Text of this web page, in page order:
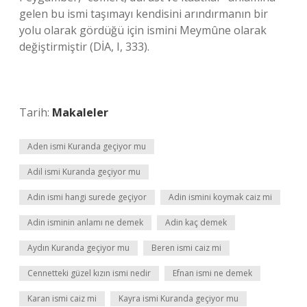
gelen bu ismi taşımayı kendisini arındırmanın bir
yolu olarak gördüğü için ismini Meymûne olarak
değiştirmiştir (DİA, I, 333).
Tarih: Makaleler
Aden ismi Kuranda geçiyor mu
Adil ismi Kuranda geçiyor mu
Adin ismi hangi surede geçiyor Adin ismini koymak caiz mi
Adin isminin anlamı ne demek Adin kaç demek
Aydın Kuranda geçiyor mu Beren ismi caiz mi
Cennetteki güzel kızın ismi nedir Efnan ismi ne demek
Karan ismi caiz mi Kayra ismi Kuranda geçiyor mu